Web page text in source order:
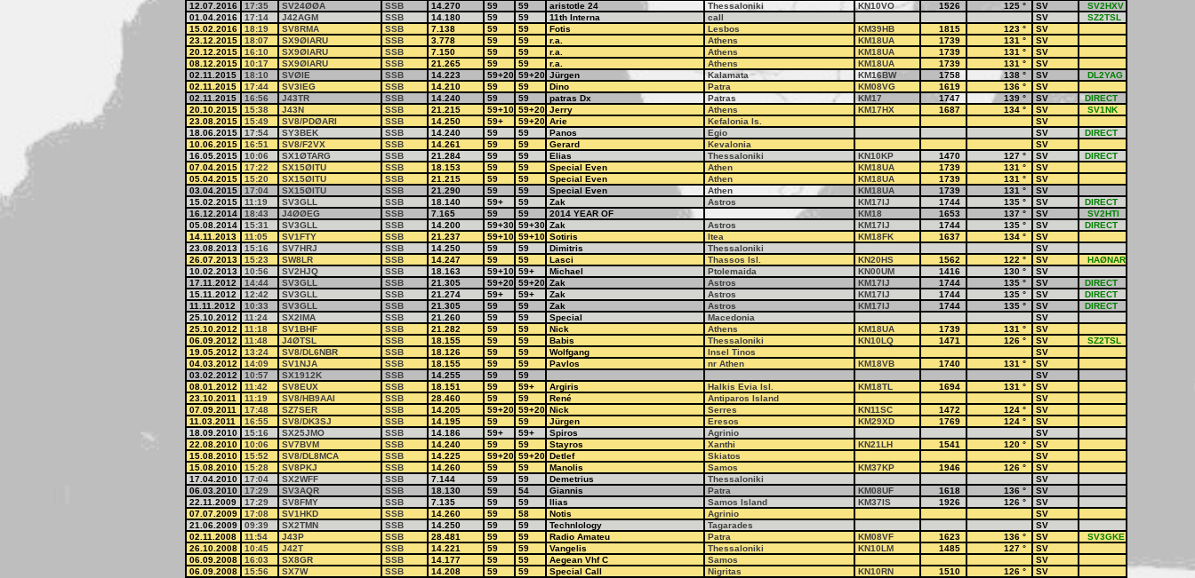
12.07.2016
17:35 SV24ØØA SSB 14.270 59 59 aristotle 24 Thessaloniki KN10VO 1526 125 ° SV
SV2HXV
01.04.2016
17:14 J42AGM SSB 14.180 59 59 11th Interna call SV
SZ2TSL
15.02.2016
18:19 SV8RMA SSB 7.138 59 59 Fotis Lesbos KM39HB 1815 123 °
SV
23.12.2015
18:07 SX9ØIARU SSB 3.778 59 59 r.a. Athens KM18UA 1739 131 °
SV
20.12.2015
16:10 SX9ØIARU SSB 7.150 59 59 r.a. Athens KM18UA 1739 131 °
SV
08.12.2015
10:17 SX9ØIARU SSB 21.265 59 59 r.a. Athens KM18UA 1739 131 °
SV
02.11.2015
18:10 SVØIE SSB 14.223 59+20 59+20 Jürgen Kalamata KM16BW 1758 138 ° SV
DL2YAG
02.11.2015
17:44 SV3IEG SSB 14.210 59 59 Dino Patra KM08VG 1619 136 °
SV
02.11.2015
16:56 J43TR SSB 14.240 59 59 patras Dx Patras KM17 1747 139 ° SV
DIRECT
20.10.2015
15:38 J43N SSB 21.215 59+10 59+20 Jerry Athens KM17HX 1687 134 ° SV
SV1NK
23.08.2015
15:49 SV8/PDØARI SSB 14.250 59+ 59+20 Arie Kefalonia Is.
SV
18.06.2015
17:54 SY3BEK SSB 14.240 59 59 Panos Egio SV
DIRECT
10.06.2015
16:51 SV8/F2VX SSB 14.261 59 59 Gerard Kevalonia
SV
16.05.2015
10:06 SX1ØTARG SSB 21.284 59 59 Elias Thessaloniki KN10KP 1470 127 ° SV
DIRECT
07.04.2015
17:22 SX15ØITU SSB 18.153 59 59 Special Even Athen KM18UA 1739 131 °
SV
05.04.2015
15:20 SX15ØITU SSB 21.215 59 59 Special Even Athen KM18UA 1739 131 °
SV
03.04.2015
17:04 SX15ØITU SSB 21.290 59 59 Special Even Athen KM18UA 1739 131 °
SV
15.02.2015
11:19 SV3GLL SSB 18.140 59+ 59 Zak Astros KM17IJ 1744 135 ° SV
DIRECT
16.12.2014
18:43 J4ØØEG SSB 7.165 59 59 2014 YEAR OF KM18 1653 137 ° SV
SV2HTI
05.08.2014
15:31 SV3GLL SSB 14.200 59+30 59+30 Zak Astros KM17IJ 1744 135 ° SV
DIRECT
14.11.2013
11:05 SV1FTY SSB 21.237 59+10 59+10 Sotiris Itea KM18FK 1637 134 °
SV
23.08.2013
15:16 SV7HRJ SSB 14.250 59 59 Dimitris Thessaloniki
SV
26.07.2013
15:23 SW8LR SSB 14.247 59 59 Lasci Thassos Isl. KN20HS 1562 122 ° SV
HAØNAR
10.02.2013
10:56 SV2HJQ SSB 18.163 59+10 59+ Michael Ptolemaida KN00UM 1416 130 °
SV
17.11.2012
14:44 SV3GLL SSB 21.305 59+20 59+20 Zak Astros KM17IJ 1744 135 ° SV
DIRECT
15.11.2012
12:42 SV3GLL SSB 21.274 59+ 59+ Zak Astros KM17IJ 1744 135 ° SV
DIRECT
11.11.2012
10:33 SV3GLL SSB 21.305 59 59 Zak Astros KM17IJ 1744 135 ° SV
DIRECT
25.10.2012
11:24 SX2IMA SSB 21.260 59 59 Special Macedonia
SV
25.10.2012
11:18 SV1BHF SSB 21.282 59 59 Nick Athens KM18UA 1739 131 °
SV
06.09.2012
11:48 J4ØTSL SSB 18.155 59 59 Babis Thessaloniki KN10LQ 1471 126 ° SV
SZ2TSL
19.05.2012
13:24 SV8/DL6NBR SSB 18.126 59 59 Wolfgang Insel Tinos
SV
04.03.2012
14:09 SV1NJA SSB 18.155 59 59 Pavlos nr Athen KM18VB 1740 131 °
SV
03.02.2012
10:57 SX1912K SSB 14.255 59 59
SV
08.01.2012
11:42 SV8EUX SSB 18.151 59 59+ Argiris Halkis Evia Isl. KM18TL 1694 131 °
SV
23.10.2011
11:19 SV8/HB9AAI SSB 28.460 59 59 René Antiparos Island
SV
07.09.2011
17:48 SZ7SER SSB 14.205 59+20 59+20 Nick Serres KN11SC 1472 124 °
SV
11.03.2011
16:55 SV8/DK3SJ SSB 14.195 59 59 Jürgen Eresos KM29XD 1769 124 °
SV
18.09.2010
15:16 SX25JMO SSB 14.186 59+ 59+ Spiros Agrinio
SV
22.08.2010
10:06 SV7BVM SSB 14.240 59 59 Stayros Xanthi KN21LH 1541 120 °
SV
15.08.2010
15:52 SV8/DL8MCA SSB 14.225 59+20 59+20 Detlef Skiatos
SV
15.08.2010
15:28 SV8PKJ SSB 14.260 59 59 Manolis Samos KM37KP 1946 126 °
SV
17.04.2010
17:04 SX2WFF SSB 7.144 59 59 Demetrius Thessaloniki
SV
06.03.2010
17:29 SV3AQR SSB 18.130 59 54 Giannis Patra KM08UF 1618 136 °
SV
22.11.2009
17:29 SV8FMY SSB 7.135 59 59 Ilias Samos Island KM37IS 1926 126 °
SV
07.07.2009
17:08 SV1HKD SSB 14.260 59 58 Notis Agrinio
SV
21.06.2009
09:39 SX2TMN SSB 14.250 59 59 Technlology Tagarades
SV
02.11.2008
11:54 J43P SSB 28.481 59 59 Radio Amateu Patra KM08VF 1623 136 ° SV
SV3GKE
26.10.2008
10:45 J42T SSB 14.221 59 59 Vangelis Thessaloniki KN10LM 1485 127 °
SV
06.09.2008
16:03 SX8GR SSB 14.177 59 59 Aegean Vhf C Samos
SV
06.09.2008
15:56 SX7W SSB 14.208 59 59 Special Call Nigritas KN10RN 1510 126 ° SV